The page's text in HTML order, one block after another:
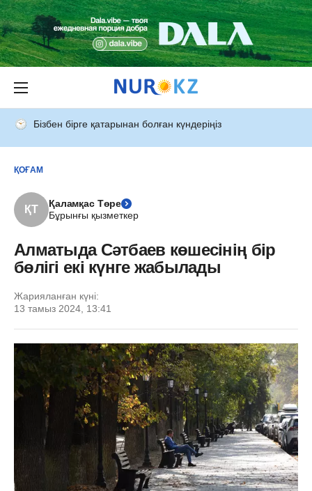
Бізбен бірге қатарынан болған күндеріңіз
ҚОҒАМ
ҚТ
Қаламқас Төре
Бұрынғы қызметкер
Алматыда Сәтбаев көшесінің бір
бөлігі екі күнге жабылады
Жарияланған күні:
13 тамыз 2024, 13:41